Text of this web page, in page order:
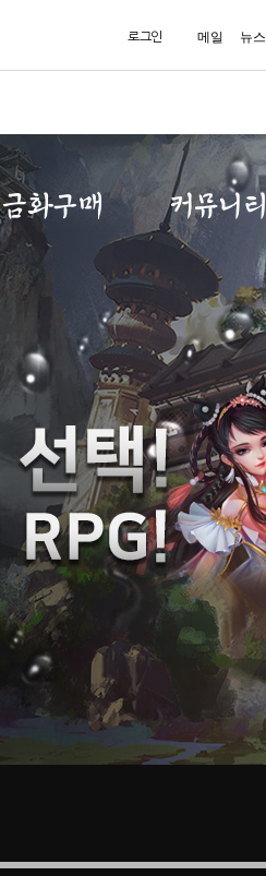
로그인 메일 뉴스
금화구매 커뮤니티
자유게시판
이미지게시판
공략게시판
무림재패
건의사항